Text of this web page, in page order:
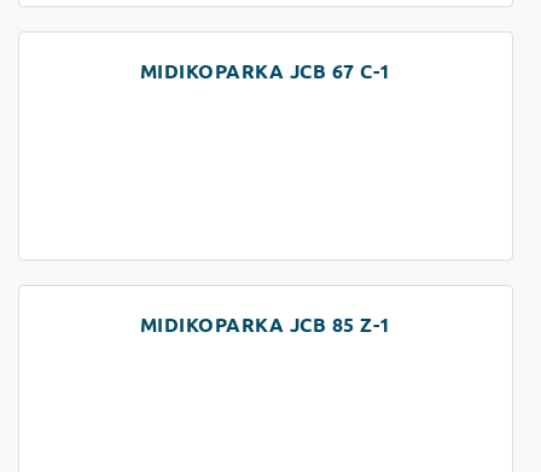
MIDIKOPARKA JCB 67 C-1
MIDIKOPARKA JCB 85 Z-1